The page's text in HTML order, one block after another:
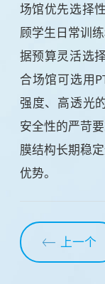
场馆优先选择
顾学生日常训
据预算灵活选
合场馆可选用
强度、高透光
安全性的严苛
膜结构长期稳
优势。
上一个